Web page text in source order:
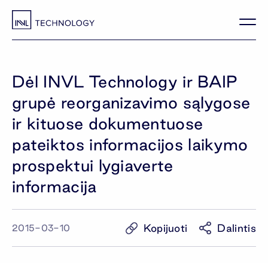
Dėl INVL Technology ir BAIP
grupė reorganizavimo sąlygose
ir kituose dokumentuose
pateiktos informacijos laikymo
prospektui lygiaverte
informacija
2015-03-10 Kopijuoti Dalintis